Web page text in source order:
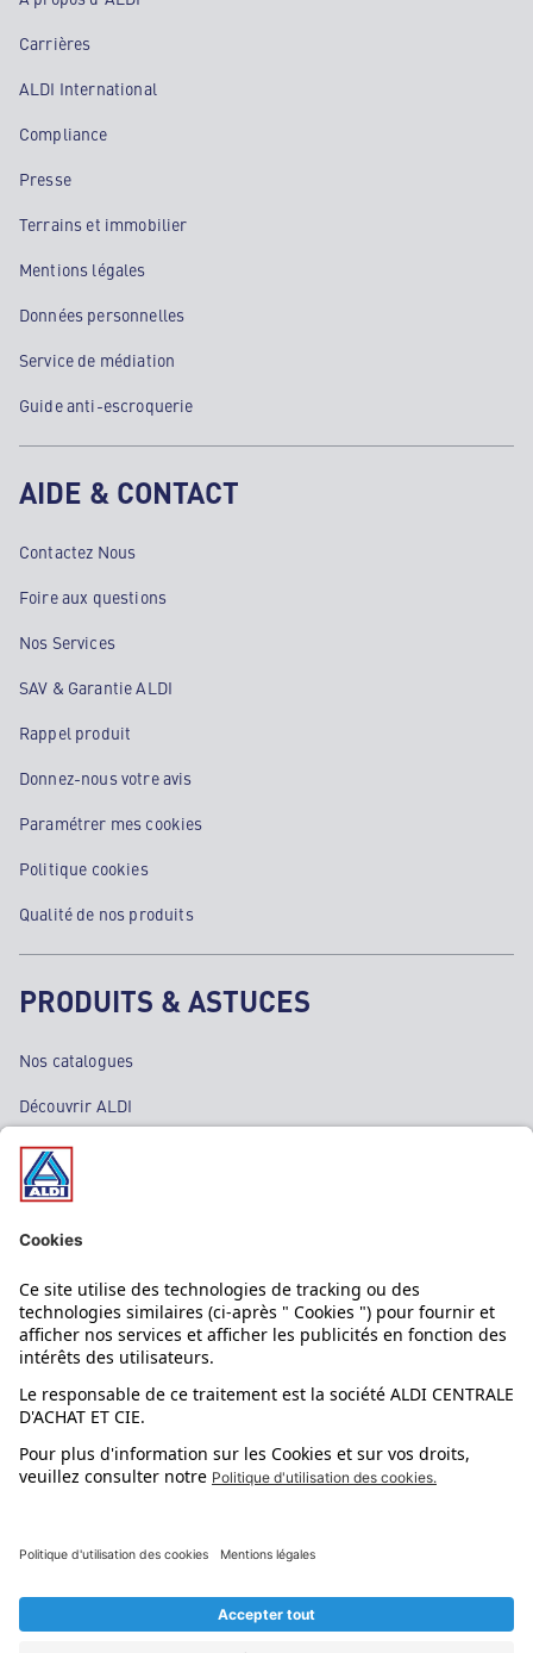
Carrières
ALDI International
Compliance
Presse
Terrains et immobilier
Mentions légales
Données personnelles
Service de médiation
Guide anti-escroquerie
AIDE & CONTACT
Contactez Nous
Foire aux questions
Nos Services
SAV & Garantie ALDI
Rappel produit
Donnez-nous votre avis
Paramétrer mes cookies
Politique cookies
Qualité de nos produits
PRODUITS & ASTUCES
Nos catalogues
Découvrir ALDI
Nos bons plans
Nos rayons
Nos marques
Nos astuces
Évènements
L'application mobile